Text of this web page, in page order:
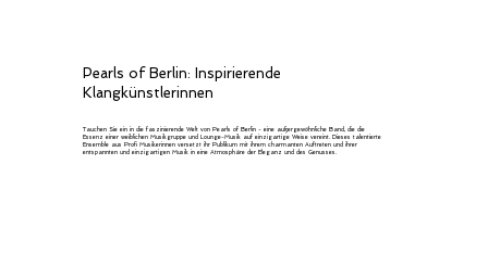
Pearls of Berlin: Inspirierende
Klangkünstlerinnen
Tauchen Sie ein in die faszinierende Welt von Pearls of Berlin - eine außergewöhnliche Band, die die
Essenz einer weiblichen Musikgruppe und Lounge-Musik auf einzigartige Weise vereint. Dieses talentierte
Ensemble aus Profi Musikerinnen versetzt ihr Publikum mit ihrem charmanten Auftreten und ihrer
entspannten und einzigartigen Musik in eine Atmosphäre der Eleganz und des Genusses.